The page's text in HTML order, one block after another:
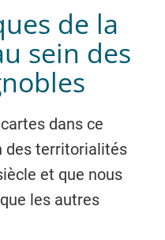
de la
sein des
dans ce
des territorialités
et que nous
les autres